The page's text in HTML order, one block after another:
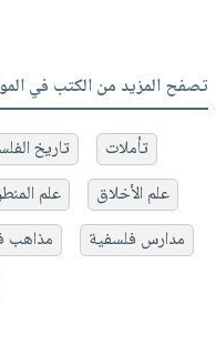
تصفح المزيد من الكتب في
تأملات تاريخ
علم الأخلاق
علم
مدارس فلسفية
مذاهب